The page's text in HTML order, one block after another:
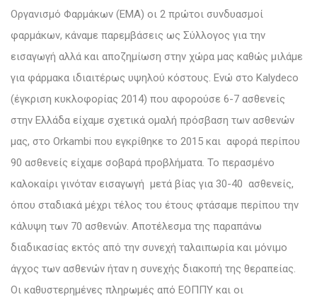
Οργανισμό Φαρμάκων (ΕΜΑ) οι 2 πρώτοι συνδυασμοί
φαρμάκων, κάναμε παρεμβάσεις ως Σύλλογος για την
εισαγωγή αλλά και αποζημίωση στην χώρα μας καθώς μιλάμε
για φάρμακα ιδιαιτέρως υψηλού κόστους. Ενώ στο Kalydeco
(έγκριση κυκλοφορίας 2014) που αφορούσε 6-7 ασθενείς
στην Ελλάδα είχαμε σχετικά ομαλή πρόσβαση των ασθενών
μας, στο Orkambi που εγκρίθηκε το 2015 και αφορά περίπου
90 ασθενείς είχαμε σοβαρά προβλήματα. Το περασμένο
καλοκαίρι γινόταν εισαγωγή μετά βίας για 30-40 ασθενείς,
όπου σταδιακά μέχρι τέλος του έτους φτάσαμε περίπου την
κάλυψη των 70 ασθενών. Αποτέλεσμα της παραπάνω
διαδικασίας εκτός από την συνεχή ταλαιπωρία και μόνιμο
άγχος των ασθενών ήταν η συνεχής διακοπή της θεραπείας.
Οι καθυστερημένες πληρωμές από ΕΟΠΠΥ και οι